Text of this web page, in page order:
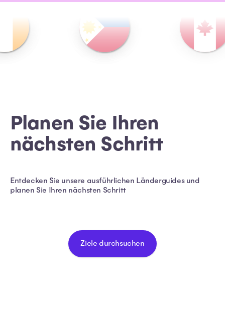
Planen Sie Ihren
nächsten Schritt
Entdecken Sie unsere ausführlichen Länderguides und
planen Sie Ihren nächsten Schritt
Ziele durchsuchen